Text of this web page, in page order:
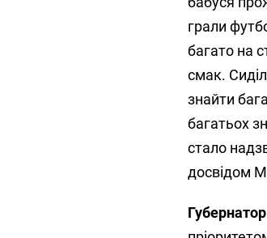
грали
багато на
смак.
знайти
багатьох
стало
досвідом